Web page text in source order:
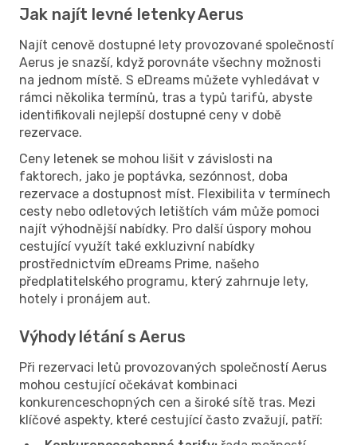
Jak najít levné letenky Aerus
Najít cenově dostupné lety provozované společností
Aerus je snazší, když porovnáte všechny možnosti
na jednom místě. S eDreams můžete vyhledávat v
rámci několika termínů, tras a typů tarifů, abyste
identifikovali nejlepší dostupné ceny v době
rezervace.
Ceny letenek se mohou lišit v závislosti na
faktorech, jako je poptávka, sezónnost, doba
rezervace a dostupnost míst. Flexibilita v termínech
cesty nebo odletových letištích vám může pomoci
najít výhodnější nabídky. Pro další úspory mohou
cestující využít také exkluzivní nabídky
prostřednictvím eDreams Prime, našeho
předplatitelského programu, který zahrnuje lety,
hotely i pronájem aut.
Výhody létání s Aerus
Při rezervaci letů provozovaných společností Aerus
mohou cestující očekávat kombinaci
konkurenceschopných cen a široké sítě tras. Mezi
klíčové aspekty, které cestující často zvažují, patří: